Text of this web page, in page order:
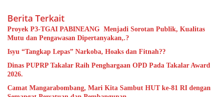
Berita Terkait
Proyek P3-TGAI PABINEANG Menjadi Sorotan Publik, Kualitas
Mutu dan Pengawasan Dipertanyakan,.?
Isyu “Tangkap Lepas” Narkoba, Hoaks dan Fitnah??
Dinas PUPRP Takalar Raih Penghargaan OPD Pada Takalar Award
2026.
Camat Mangarabombang, Mari Kita Sambut HUT ke-81 RI dengan